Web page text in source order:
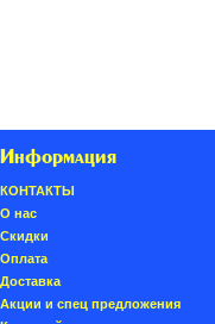
Информация
КОНТАКТЫ
О нас
Скидки
Oплатa
Доставка
Акции и спец предложения